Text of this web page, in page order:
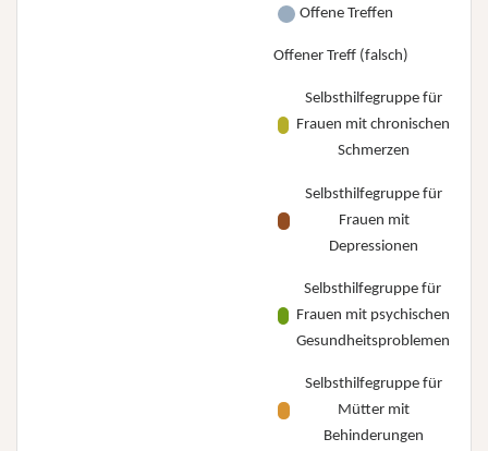
Offene Treffen
Offener Treff (falsch)
Selbsthilfegruppe für
Frauen mit chronischen
Schmerzen
Selbsthilfegruppe für
Frauen mit
Depressionen
Selbsthilfegruppe für
Frauen mit psychischen
Gesundheitsproblemen
Selbsthilfegruppe für
Mütter mit
Behinderungen